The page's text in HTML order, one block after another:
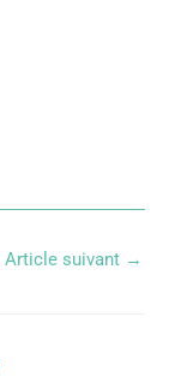
Article suivant →